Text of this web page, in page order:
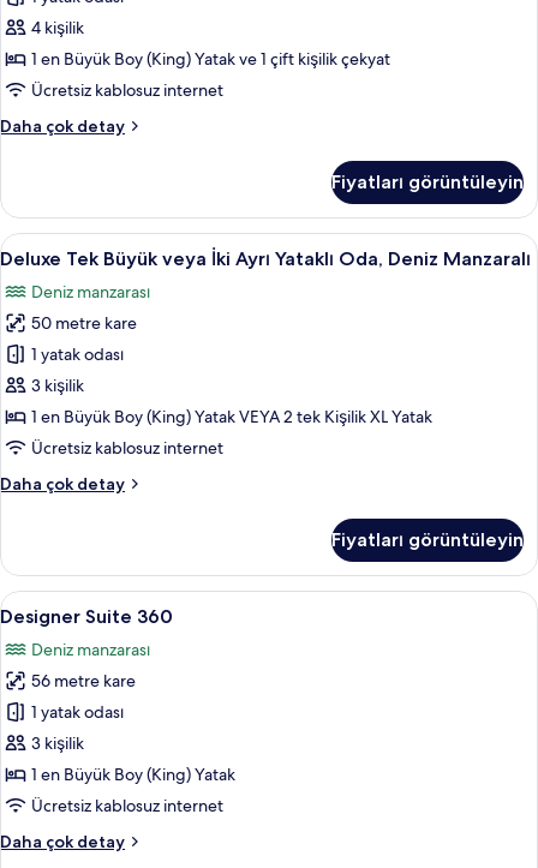
&
Pool
View
2
Adult
2
Children
için
tüm
fotoğrafları
görün
4 kişilik
1 en Büyük Boy (King) Yatak ve 1 çift kişilik çekyat
Ücretsiz kablosuz internet
Daha çok detay
Deluxe
View
&
Pool
2
Adult
2
Children
hakkında
daha
fazla
Fiyatları görüntüleyin
Deluxe
Tek
Büyük
veya
İki
Ayrı
Yataklı
Oda,
Manzaralı
fotoğrafları
görün
Ücretsiz minibar, odada kasa, masa,
6
Deluxe Tek Büyük veya İki Ayrı Yataklı Oda, Deniz Manzaralı
Deniz manzarası
50 metre kare
1 yatak odası
3 kişilik
1 en Büyük Boy (King) Yatak VEYA 2 tek Kişilik XL Yatak
Ücretsiz kablosuz internet
Daha çok detay
Deluxe
İki
Ayrı
Yataklı
Deniz
Manzaralı
hakkında
daha
fazla
detay
Fiyatları görüntüleyin
Designer
Suite
360
için
tüm
fotoğrafları
görün
8
Designer Suite 360
Deniz manzarası
56 metre kare
1 yatak odası
3 kişilik
1 en Büyük Boy (King) Yatak
Ücretsiz kablosuz internet
Daha çok detay
Designer